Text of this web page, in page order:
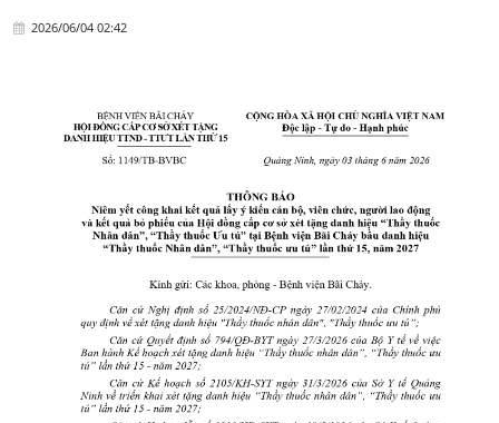
Dành cho khách hàng
2026/06/04 02:42